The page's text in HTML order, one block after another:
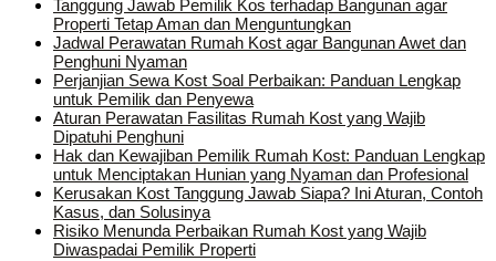
Tanggung Jawab Pemilik Kos terhadap Bangunan agar
Properti Tetap Aman dan Menguntungkan
Jadwal Perawatan Rumah Kost agar Bangunan Awet dan
Penghuni Nyaman
Perjanjian Sewa Kost Soal Perbaikan: Panduan Lengkap
untuk Pemilik dan Penyewa
Aturan Perawatan Fasilitas Rumah Kost yang Wajib
Dipatuhi Penghuni
Hak dan Kewajiban Pemilik Rumah Kost: Panduan Lengkap
untuk Menciptakan Hunian yang Nyaman dan Profesional
Kerusakan Kost Tanggung Jawab Siapa? Ini Aturan, Contoh
Kasus, dan Solusinya
Risiko Menunda Perbaikan Rumah Kost yang Wajib
Diwaspadai Pemilik Properti